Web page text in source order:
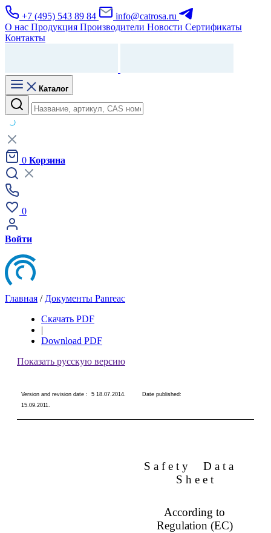
+7 (495) 543 89 84
info@catrosa.ru
О нас Продукция Производители Новости Сертификаты
Контакты
Каталог
0 Корзина
0
Войти
Главная / Документы Panreac
Скачать PDF
|
Download PDF
Показать русскую версию
Version and revision date : 5 18.07.2014.
Date published:
15.09.2011.
S a f e t y
D a t a
S h e e t
According to
Regulation (EC)